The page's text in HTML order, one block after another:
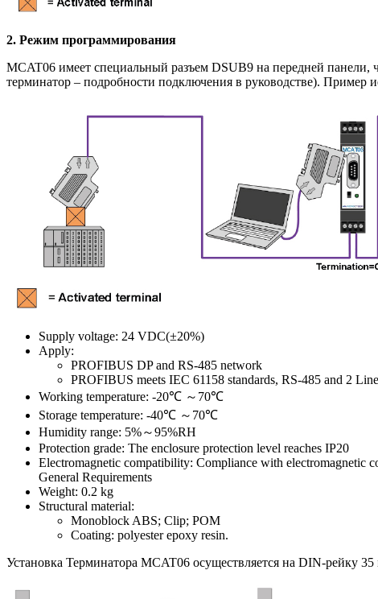
2. Режим программирования
MCAT06 имеет специальный разъем DSUB9 на передней панели,
терминатор – подробности подключения в руководстве).
Supply voltage: 24 VDC(±20%)
Apply:
PROFIBUS DP and RS-485 network
PROFIBUS meets IEC 61158 standards, RS-485 and 2
Working temperature: -20℃ ～70℃
Storage temperature: -40℃ ～70℃
Humidity range: 5%～95%RH
Protection grade: The enclosure protection level reaches IP20
Electromagnetic compatibility: Compliance with electromagnetic
General Requirements
Weight: 0.2 kg
Structural material:
Monoblock ABS; Clip; POM
Coating: polyester epoxy resin.
Установка Терминатора MCAT06 осуществляется на DIN-рейку